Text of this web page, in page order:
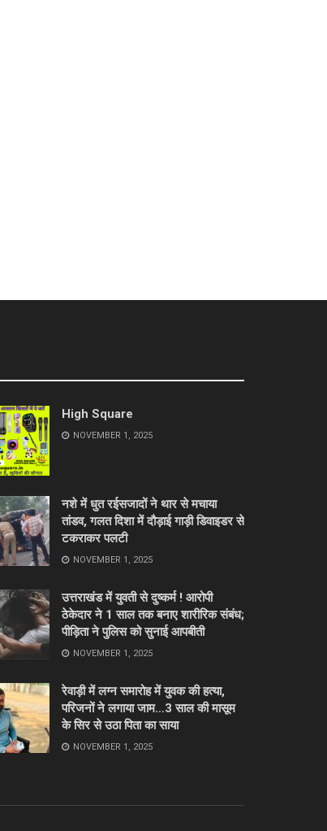
High Square
NOVEMBER 1, 2025
नशे में धुत रईसजादों ने थार से मचाया
तांडव, गलत दिशा में दौड़ाई गाड़ी डिवाइडर से
टकराकर पलटी
NOVEMBER 1, 2025
उत्तराखंड में युवती से दुष्कर्म ! आरोपी
ठेकेदार ने 1 साल तक बनाए शारीरिक संबंध;
पीड़िता ने पुलिस को सुनाई आपबीती
NOVEMBER 1, 2025
रेवाड़ी में लग्न समारोह में युवक की हत्या,
परिजनों ने लगाया जाम…3 साल की मासूम
के सिर से उठा पिता का साया
NOVEMBER 1, 2025